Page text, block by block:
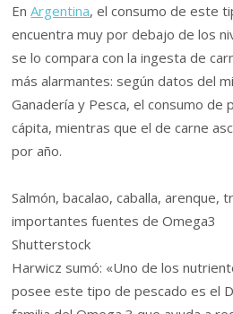
EnArgentina, el consumo de este
encuentra muy por debajo de los
se lo compara con la ingesta de
más alarmantes: según datos del
Ganadería y Pesca, el consumo de
cápita, mientras que el de carne
por año.
Salmón, bacalao, caballa, arenque,
importantes fuentes de Omega3
Shutterstock
Harwicz sumó: «Uno de los
posee este tipo de pescado es el